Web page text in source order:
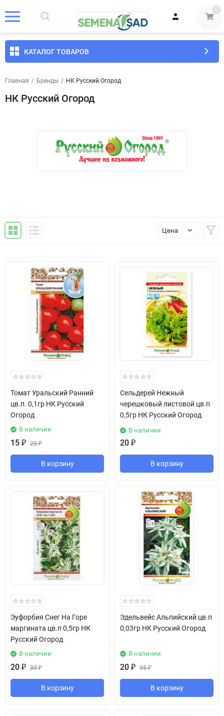
0
КАТАЛОГ ТОВАРОВ
Главная / Бренды / НК Русский Огород
НК Русский Огород
Цена
Томат Уральский Ранний
цв.п. 0,1гр НК Русский
Огород
В наличии
15 ₽ 25₽
В корзину
Сельдерей Нежный
черешковый листовой цв.п
0,5гр НК Русский Огород
В наличии
20 ₽
В корзину
Эуфорбия Снег На Горе
маргината цв.п 0,5гр НК
Русский Огород
В наличии
20 ₽ 30₽
В корзину
Эдельвейс Альпийский цв.п
0,03гр НК Русский Огород
В наличии
20 ₽ 35₽
В корзину